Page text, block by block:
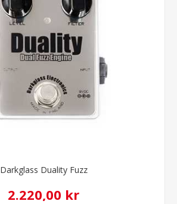
Darkglass Duality Fuzz
2.220,00 kr